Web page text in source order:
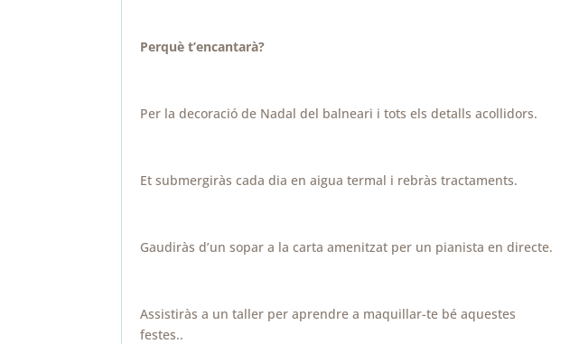
Perquè t’encantarà?
Per la decoració de Nadal del balneari i tots els detalls acollidors.
Et submergiràs cada dia en aigua termal i rebràs tractaments.
Gaudiràs d’un sopar a la carta amenitzat per un pianista en directe.
Assistiràs a un taller per aprendre a maquillar-te bé aquestes
festes..